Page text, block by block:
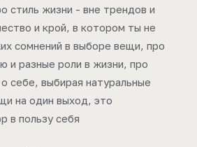
стиль жизни - вне трендов и
и крой, в котором ты не
сомнений в выборе вещи, про
и разные роли в жизни, про
себе, выбирая натуральные
на один выход, это
в пользу себя